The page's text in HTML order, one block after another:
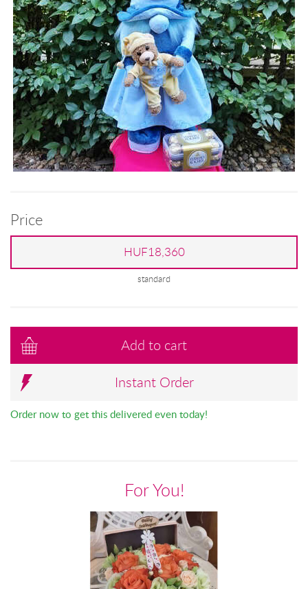
Price
HUF18,360
standard
Add to cart
Instant Order
Order now to get this delivered even today!
For You!